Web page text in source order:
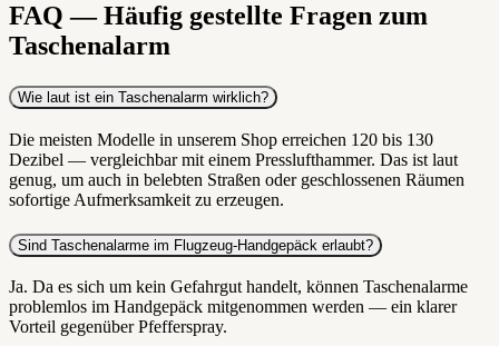
FAQ — Häufig gestellte Fragen zum
Taschenalarm
Wie laut ist ein Taschenalarm wirklich?
Die meisten Modelle in unserem Shop erreichen 120 bis 130
Dezibel — vergleichbar mit einem Presslufthammer. Das ist laut
genug, um auch in belebten Straßen oder geschlossenen Räumen
sofortige Aufmerksamkeit zu erzeugen.
Sind Taschenalarme im Flugzeug-Handgepäck erlaubt?
Ja. Da es sich um kein Gefahrgut handelt, können Taschenalarme
problemlos im Handgepäck mitgenommen werden — ein klarer
Vorteil gegenüber Pfefferspray.